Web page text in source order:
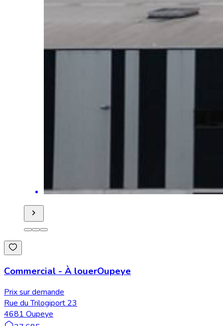
Commercial - À louerOupeye
Prix sur demande
Rue du Trilogiport 23
4681 Oupeye